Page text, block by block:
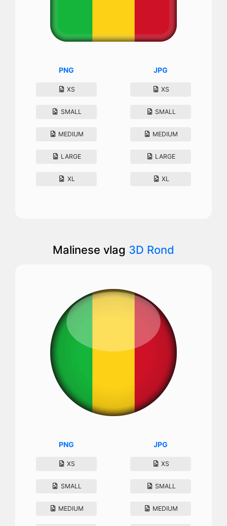
PNG
XS
SMALL
MEDIUM
LARGE
XL
JPG
XS
SMALL
MEDIUM
LARGE
XL
Malinese vlag 3D Rond
PNG
XS
SMALL
MEDIUM
JPG
XS
SMALL
MEDIUM